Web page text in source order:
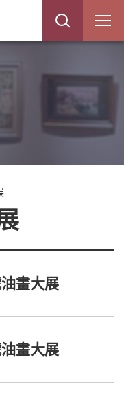
網
站
畫大展
畫大展